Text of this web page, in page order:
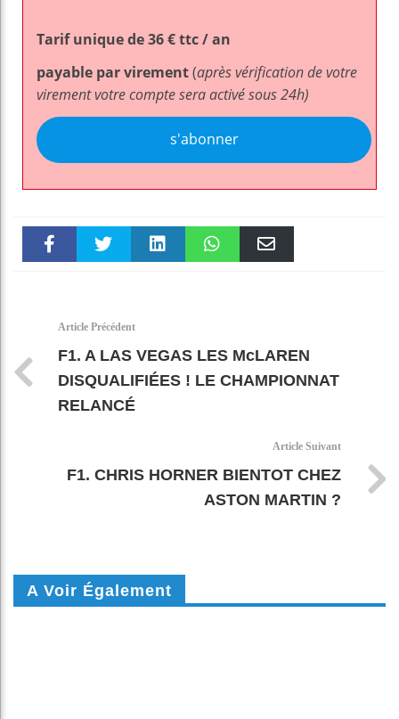
Tarif unique de 36 € ttc / an
payable par virement(après vérification de votre
virement votre compte sera activé sous 24h)
s'abonner
Article Précédent
F1. A LAS VEGAS LES McLAREN
DISQUALIFIÉES ! LE CHAMPIONNAT
RELANCÉ
Article Suivant
F1. CHRIS HORNER BIENTOT CHEZ
ASTON MARTIN ?
A Voir Également